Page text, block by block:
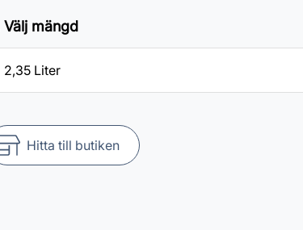
Välj mängd
Hitta till butiken